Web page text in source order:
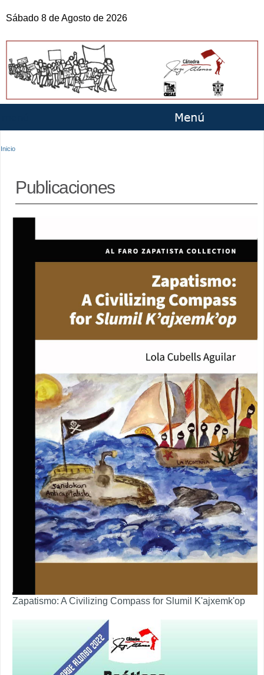
Pasar al
principal
Sábado 8 de Agosto de 2026
Se encuentra usted aquí
Inicio
Publicaciones
Zapatismo: A Civilizing Compass for Slumil K'ajxemk'op